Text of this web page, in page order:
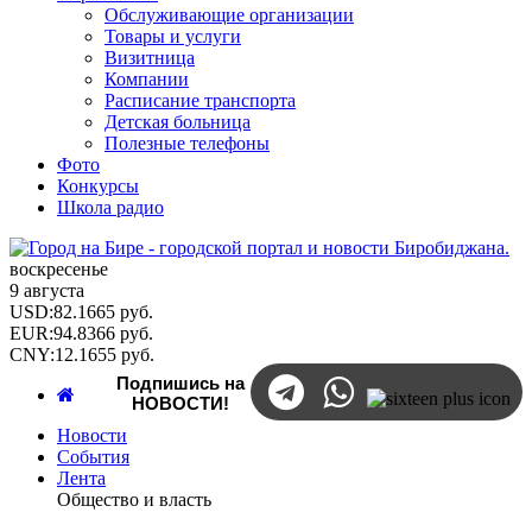
Обслуживающие организации
Товары и услуги
Визитница
Компании
Расписание транспорта
Детская больница
Полезные телефоны
Фото
Конкурсы
Школа радио
воскресенье
9 августа
USD:82.1665 руб.
EUR:94.8366 руб.
CNY:12.1655 руб.
Подпишись на
НОВОСТИ!
Новости
События
Лента
Общество и власть